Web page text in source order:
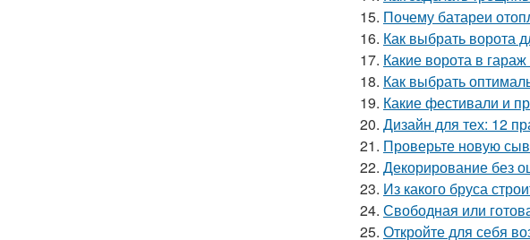
15. Почему батареи
16. Как выбрать ворота
17. Какие ворота в
18. Как выбрать
19. Какие фестивали и
20. Дизайн для тех: 12
21. Проверьте новую
22. Декорирование без
23. Из какого бруса
24. Свободная или
25. Откройте для себя